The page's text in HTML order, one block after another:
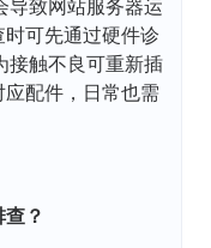
导致网站服务器运
可先通过硬件诊
接触不良可重新插
配件，日常也需
？